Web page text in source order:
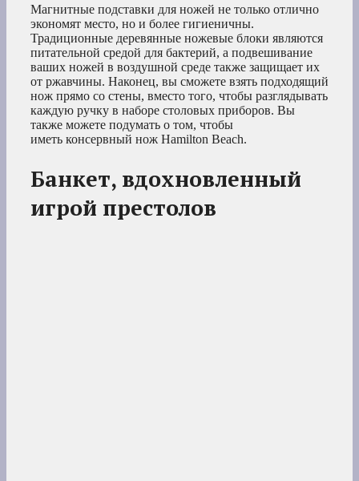
Магнитные подставки для ножей не только отлично
экономят место, но и более гигиеничны.
Традиционные деревянные ножевые блоки являются
питательной средой для бактерий, а подвешивание
ваших ножей в воздушной среде также защищает их
от ржавчины. Наконец, вы сможете взять подходящий
нож прямо со стены, вместо того, чтобы разглядывать
каждую ручку в наборе столовых приборов. Вы
также можете подумать о том, чтобы
иметь консервный нож Hamilton Beach.
Банкет, вдохновленный
игрой престолов